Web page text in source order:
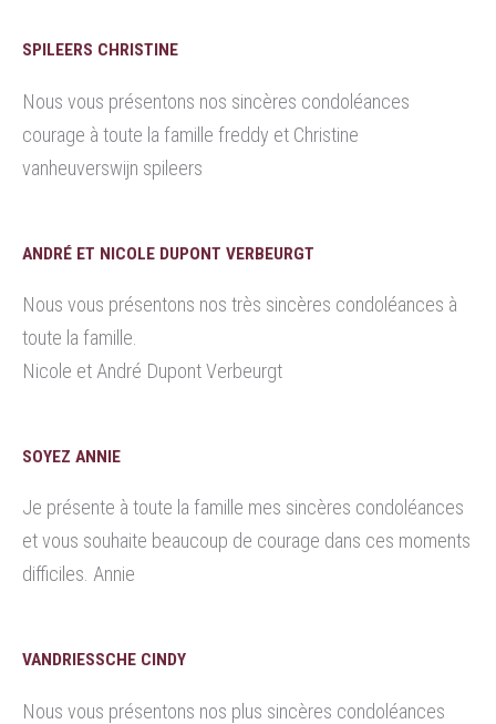
SPILEERS CHRISTINE
Nous vous présentons nos sincères condoléances
courage à toute la famille freddy et Christine
vanheuverswijn spileers
ANDRÉ ET NICOLE DUPONT VERBEURGT
Nous vous présentons nos très sincères condoléances à
toute la famille.
Nicole et André Dupont Verbeurgt
SOYEZ ANNIE
Je présente à toute la famille mes sincères condoléances
et vous souhaite beaucoup de courage dans ces moments
difficiles. Annie
VANDRIESSCHE CINDY
Nous vous présentons nos plus sincères condoléances